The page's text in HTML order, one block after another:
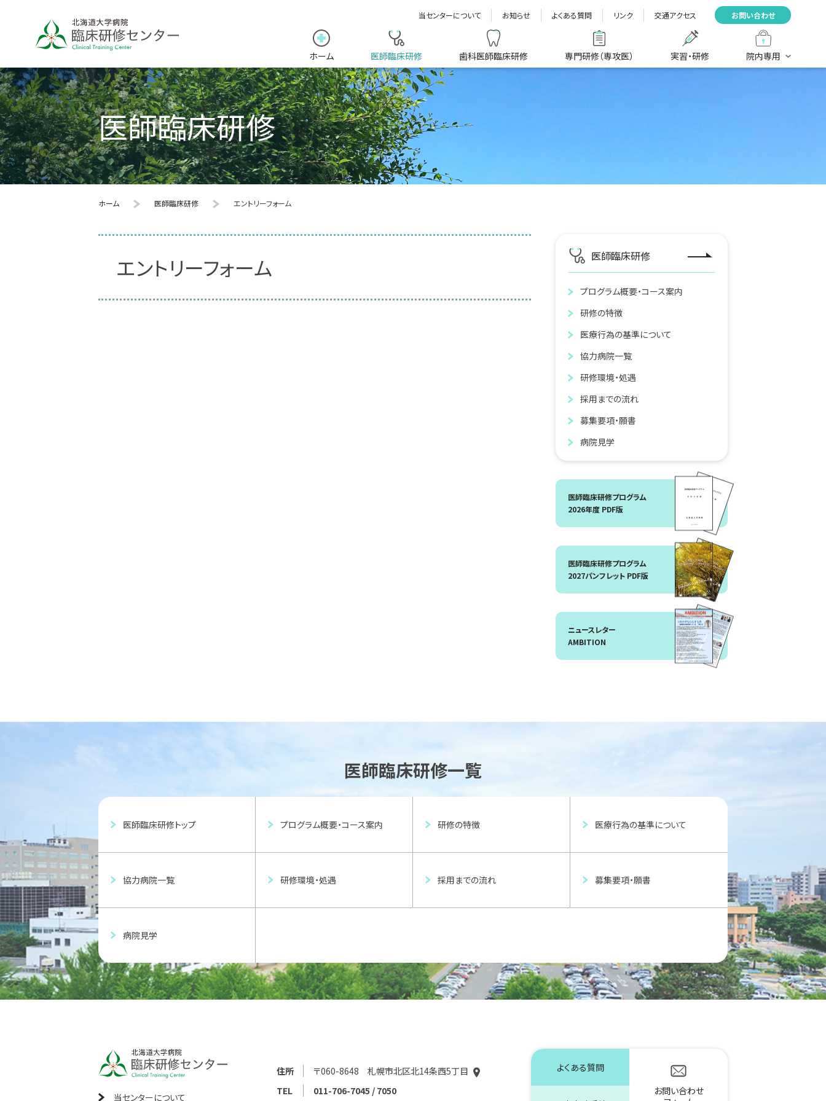
当センターについて お知らせ よくある質問 リンク 交通アクセス お問い合わせ
ホーム 医師臨床研修 歯科医師臨床研修 専門研修（専攻医） 実習・研修 院内専用
医師臨床研修
ホーム 医師臨床研修 エントリーフォーム
エントリーフォーム 医師臨床研修
プログラム概要・コース案内
研修の特徴
医療行為の基準について
協力病院一覧
研修環境・処遇
採用までの流れ
募集要項・願書
病院見学
医師臨床研修プログラム
2026年度 PDF版
医師臨床研修プログラム
2027パンフレット PDF版
ニュースレター
AMBITION
医師臨床研修一覧
医師臨床研修トップ プログラム概要・コース案内 研修の特徴 医療行為の基準について
協力病院一覧 研修環境・処遇 採用までの流れ 募集要項・願書
病院見学
当センターについて
住所
〒060-8648 札幌市北区北14条西5丁目
TEL
011-706-7045 / 7050
よくある質問
お問い合わせ